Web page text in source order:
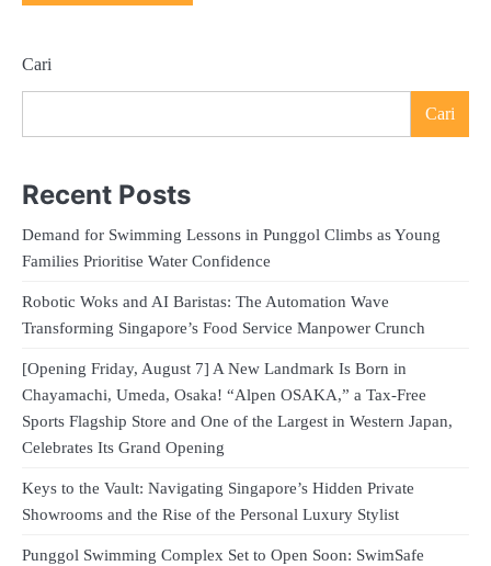
Cari
Cari
Recent Posts
Demand for Swimming Lessons in Punggol Climbs as Young
Families Prioritise Water Confidence
Robotic Woks and AI Baristas: The Automation Wave
Transforming Singapore’s Food Service Manpower Crunch
[Opening Friday, August 7] A New Landmark Is Born in
Chayamachi, Umeda, Osaka! “Alpen OSAKA,” a Tax-Free
Sports Flagship Store and One of the Largest in Western Japan,
Celebrates Its Grand Opening
Keys to the Vault: Navigating Singapore’s Hidden Private
Showrooms and the Rise of the Personal Luxury Stylist
Punggol Swimming Complex Set to Open Soon: SwimSafe